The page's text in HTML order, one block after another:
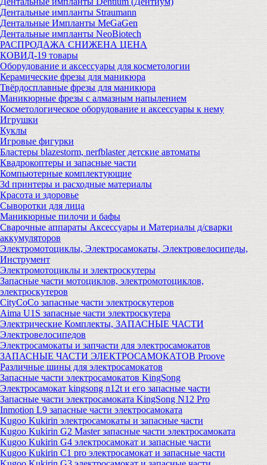
Дентальные импланты Straumann
Дентальные Импланты MeGaGen
Дентальные импланты NeoBiotech
РАСПРОДАЖА СНИЖЕНА ЦЕНА
КОВИД-19 товары
Оборудование и аксессуары для косметологии
Керамические фрезы для маникюра
Твёрдосплавные фрезы для маникюра
Маникюрные фрезы с алмазным напылением
Косметологическое оборудование и аксессуары к нему
Игрушки
Куклы
Игровые фигурки
Бластеры blazestorm, nerfblaster детские автоматы
Квадрокоптеры и запасные части
Компьютерные комплектующие
3d принтеры и расходные материалы
Красота и здоровье
Сыворотки для лица
Маникюрные пилочи и бафы
Сварочные аппараты Аксессуары и Материалы д/сварки
аккумуляторов
Электромотоциклы, Электросамокаты, Электровелосипеды,
Инструмент
Электромотоциклы и электроскутеры
Запасные части мотоциклов, электромотоциклов,
электроскутеров
CityCoCo запасные части электроскутеров
Aima U1S запасные части электроскутера
Электрические Комплекты, ЗАПАСНЫЕ ЧАСТИ
Электровелосипедов
Электросамокаты и запчасти для электросамокатов
ЗАПАСНЫЕ ЧАСТИ ЭЛЕКТРОСАМОКАТОВ Proove
Различные шины для электросамокатов
Запасные части электросамокатов KingSong
Электросамокат kingsong n12t и его запасные части
Запасные части электросамоката KingSong N12 Pro
Inmotion L9 запасные части электросамоката
Kugoo Kukirin электросамокаты и запасные части
Kugoo Kukirin G2 Master запасные части электросамоката
Kugoo Kukirin G4 электросамокат и запасные части
Kugoo Kukirin C1 pro электросамокат и запасные части